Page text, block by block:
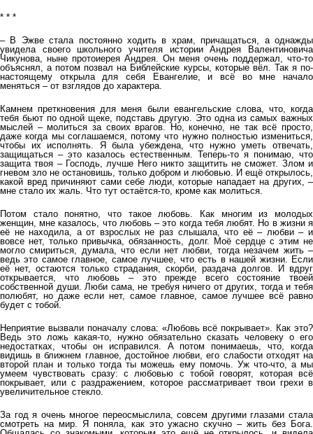
* * *
– В Эжве стала постоянно ходить в храм, причащаться, а однажды
увидела своего школьного учителя истории Андрея Валентиновича
Чикунова, ныне протоиерея Андрея. Он меня очень поддержал, что-то
объяснял, а потом позвал на Библейские курсы, которые вёл. Так я по-
настоящему открыла для себя Евангелие, и всё во мне начало
меняться – от взглядов до характера.
Камнем преткновения для меня были евангельские слова, что, когда
тебя бьют по одной щеке, подставь другую. Это одна из самых важных
мыслей – молиться за своих врагов. Но, конечно, не так всё просто,
даже когда мы соглашаемся, потому что нужно полностью измениться,
чтобы их исполнять. Я была убеждена, что нужно уметь отвечать,
защищаться – это казалось естественным. Теперь-то я понимаю, что
защита твоя – Господь, лучше Него никто защитить не сможет. Злом и
гневом зло не остановишь, только добром и любовью. И ещё открылось,
какой вред причиняют сами себе люди, которые нападает на других, –
мне стало их жаль. Что тут остаётся-то, кроме как молиться.
Потом стало понятно, что такое любовь. Как многим из молодых
женщин, мне казалось, что любовь – это когда тебя любят. Но в жизни я
её не находила, а от взрослых не раз слышала, что её – любви – и
вовсе нет, только привычка, обязанность, долг. Моё сердце с этим не
могло смириться, думала, что если нет любви, тогда незачем жить –
ведь это самое главное, самое лучшее, что есть в нашей жизни. Если
её нет, остаются только страдания, скорби, раздача долгов. И вдруг
открывается, что любовь – это прежде всего состояние твоей
собственной души. Люби сама, не требуя ничего от других, тогда и тебя
полюбят, но даже если нет, самое главное, самое лучшее всё равно
будет с тобой.
Неприятие вызвали поначалу слова: «Любовь всё покрывает». Как это?
Ведь это ложь какая-то, нужно обязательно сказать человеку о его
недостатках, чтобы он исправился. А потом понимаешь, что, когда
видишь в ближнем главное, достойное любви, его слабости отходят на
второй план и только тогда ты можешь ему помочь. Уж что-что, а мы
умеем чувствовать сразу: с любовью с тобой говорят, которая всё
покрывает, или с раздражением, которое рассматривает твои грехи в
увеличительное стекло.
За год я очень многое переосмыслила, совсем другими глазами стала
смотреть на мир. Я поняла, как это ужасно скучно – жить без Бога.